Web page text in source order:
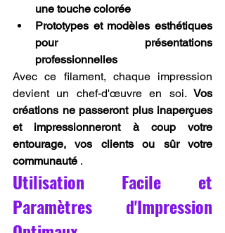
une touche colorée
Prototypes et modèles esthétiques
pour présentations
professionnelles
Avec ce filament, chaque impression
devient un chef-d'œuvre en soi. Vos
créations ne passeront plus inaperçues
et impressionneront à coup votre
entourage, vos clients ou sûr votre
communauté .
Utilisation Facile et
Paramètres d'Impression